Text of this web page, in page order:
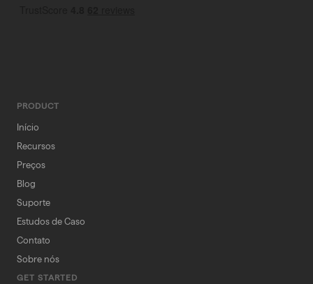
PRODUCT
Início
Recursos
Preços
Blog
Suporte
Estudos de Caso
Contato
Sobre nós
GET STARTED